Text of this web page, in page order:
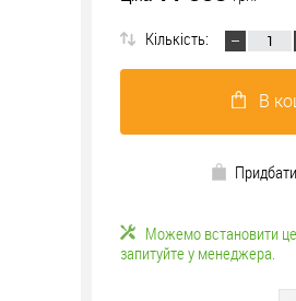
Кількість:
В
Можемо встановити
запитуйте у менеджера.